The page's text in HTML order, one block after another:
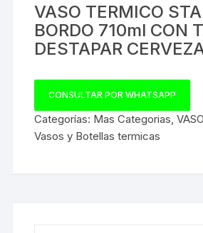
VASO TERMICO
BORDO 710ml CON
DESTAPAR
CONSULTAR POR WHATSAPP
Categorías: Mas Categorias,
Vasos y Botellas termicas